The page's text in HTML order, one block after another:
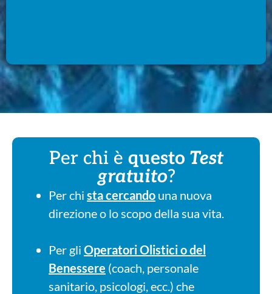
Per chi è questo Test
gratuito?
Per chi sta cercando una nuova
direzione o lo scopo della sua vita.
Per gli Operatori Olisticio del
Benessere (coach, personale
sanitario, psicologi, ecc.) che